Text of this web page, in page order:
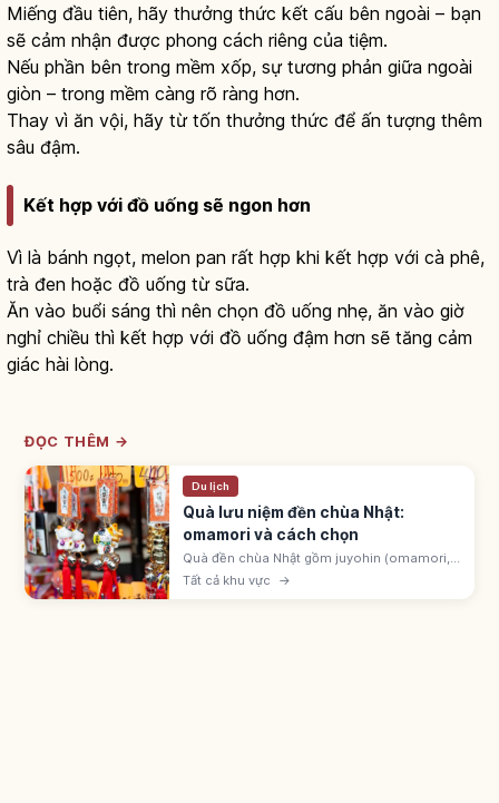
Miếng đầu tiên, hãy thưởng thức kết cấu bên ngoài – bạn
sẽ cảm nhận được phong cách riêng của tiệm.
Nếu phần bên trong mềm xốp, sự tương phản giữa ngoài
giòn – trong mềm càng rõ ràng hơn.
Thay vì ăn vội, hãy từ tốn thưởng thức để ấn tượng thêm
sâu đậm.
Kết hợp với đồ uống sẽ ngon hơn
Vì là bánh ngọt, melon pan rất hợp khi kết hợp với cà phê,
trà đen hoặc đồ uống từ sữa.
Ăn vào buổi sáng thì nên chọn đồ uống nhẹ, ăn vào giờ
nghỉ chiều thì kết hợp với đồ uống đậm hơn sẽ tăng cảm
giác hài lòng.
ĐỌC THÊM →
Du lịch
Quà lưu niệm đền chùa Nhật:
omamori và cách chọn
Quà đền chùa Nhật gồm juyohin (omamori,
goshuin, ofuda) gọi là được ban tặng, và đồ
engimono ở cửa hàng monzen-machi.
Tất cả khu vực →